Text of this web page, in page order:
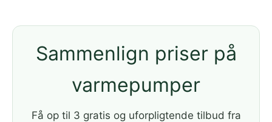
Sammenlign priser på
varmepumper
Få op til 3 gratis og uforpligtende tilbud fra